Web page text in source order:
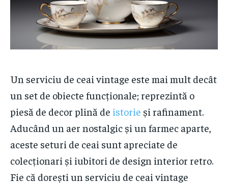
Un serviciu de ceai vintage este mai mult decât
un set de obiecte funcționale; reprezintă o
piesă de decor plină de istorie și rafinament.
Aducând un aer nostalgic și un farmec aparte,
aceste seturi de ceai sunt apreciate de
colecționari și iubitori de design interior retro.
Fie că dorești un serviciu de ceai vintage